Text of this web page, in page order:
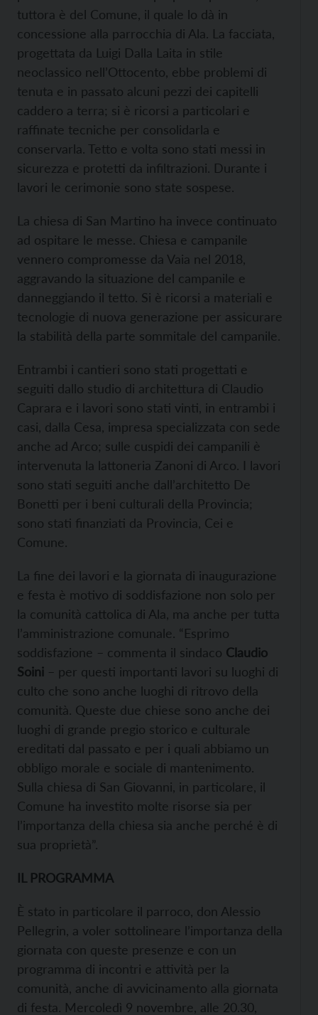
tuttora è del Comune, il quale lo dà in
concessione alla parrocchia di Ala. La facciata,
progettata da Luigi Dalla Laita in stile
neoclassico nell’Ottocento, ebbe problemi di
tenuta e in passato alcuni pezzi dei capitelli
caddero a terra; si è ricorsi a particolari e
raffinate tecniche per consolidarla e
conservarla. Tetto e volta sono stati messi in
sicurezza e protetti da infiltrazioni. Durante i
lavori le cerimonie sono state sospese.
La chiesa di San Martino ha invece continuato
ad ospitare le messe. Chiesa e campanile
vennero compromesse da Vaia nel 2018,
aggravando la situazione del campanile e
danneggiando il tetto. Si è ricorsi a materiali e
tecnologie di nuova generazione per assicurare
la stabilità della parte sommitale del campanile.
Entrambi i cantieri sono stati progettati e
seguiti dallo studio di architettura di Claudio
Caprara e i lavori sono stati vinti, in entrambi i
casi, dalla Cesa, impresa specializzata con sede
anche ad Arco; sulle cuspidi dei campanili è
intervenuta la lattoneria Zanoni di Arco. I lavori
sono stati seguiti anche dall’architetto De
Bonetti per i beni culturali della Provincia;
sono stati finanziati da Provincia, Cei e
Comune.
La fine dei lavori e la giornata di inaugurazione
e festa è motivo di soddisfazione non solo per
la comunità cattolica di Ala, ma anche per tutta
l’amministrazione comunale. “Esprimo
soddisfazione – commenta il sindaco Claudio
Soini – per questi importanti lavori su luoghi di
culto che sono anche luoghi di ritrovo della
comunità. Queste due chiese sono anche dei
luoghi di grande pregio storico e culturale
ereditati dal passato e per i quali abbiamo un
obbligo morale e sociale di mantenimento.
Sulla chiesa di San Giovanni, in particolare, il
Comune ha investito molte risorse sia per
l’importanza della chiesa sia anche perché è di
sua proprietà”.
IL PROGRAMMA
È stato in particolare il parroco, don Alessio
Pellegrin, a voler sottolineare l’importanza della
giornata con queste presenze e con un
programma di incontri e attività per la
comunità, anche di avvicinamento alla giornata
di festa. Mercoledì 9 novembre, alle 20.30,